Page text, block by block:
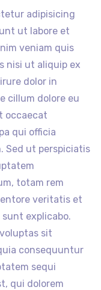
adipisicing
ut labore et
veniam quis
nisi ut aliquip ex
dolor in
cillum dolore eu
occaecat
qui officia
Sed ut perspiciatis
totam rem
veritatis et
explicabo.
sit
consequuntur
sequi
qui dolorem